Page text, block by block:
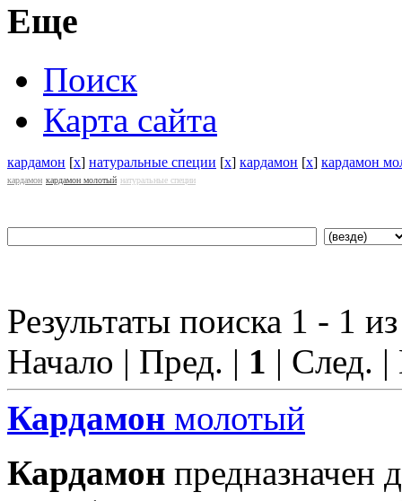
Еще
Поиск
Карта сайта
кардамон [x] натуральные специи [x] кардамон [x] кардамон
кардамон кардамон молотый натуральные специи
Результаты поиска 1 - 1
Начало | Пред. | 1 | След.
Кардамон молотый
Кардамон предназначен